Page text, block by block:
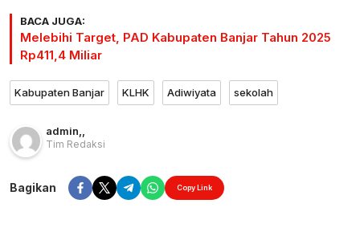
BACA JUGA:
Melebihi Target, PAD Kabupaten Banjar Tahun 2025
Rp411,4 Miliar
Kabupaten Banjar KLHK Adiwiyata sekolah
admin
Tim Redaksi
Bagikan Copy Link